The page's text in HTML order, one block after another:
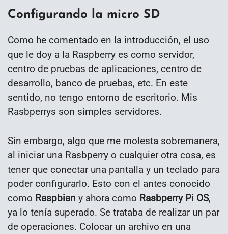
Configurando la micro SD
Como he comentado en la introducción, el uso
que le doy a la Raspberry es como servidor,
centro de pruebas de aplicaciones, centro de
desarrollo, banco de pruebas, etc. En este
sentido, no tengo entorno de escritorio. Mis
Rasbperrys son simples servidores.
Sin embargo, algo que me molesta sobremanera,
al iniciar una Rasbperry o cualquier otra cosa, es
tener que conectar una pantalla y un teclado para
poder configurarlo. Esto con el antes conocido
como Raspbian y ahora como Rasbperry Pi OS,
ya lo tenía superado. Se trataba de realizar un par
de operaciones. Colocar un archivo en una